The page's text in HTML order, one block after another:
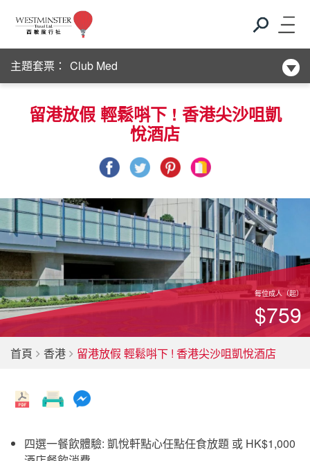
主題套票：
新酒店系列
Club Med
新酒店系列
留港放假 輕鬆唞下 ! 香港尖沙咀凱
悅酒店
每位成人（起）
$759
首頁 香港 留港放假 輕鬆唞下 ! 香港尖沙咀凱悅酒店
四選一餐飲體驗: 凱悅軒點心任點任食放題 或 HK$1,000